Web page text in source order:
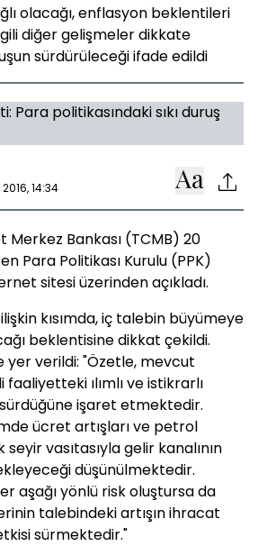
olacağı, enflasyon beklentileri
diğer gelişmeler dikkate
sürdürüleceği ifade edildi
14:34
Merkez Bankası (TCMB) 20
Para Politikası Kurulu (PPK)
sitesi üzerinden açıkladı.
kısımda, iç talebin büyümeye
beklentisine dikkat çekildi.
yer verildi: "Özetle, mevcut
ılımlı ve istikrarlı
işaret etmektedir.
ücret artışları ve petrol
vasıtasıyla gelir kanalının
düşünülmektedir.
aşağı yönlü risk oluştursa da
talebindeki artışın ihracat
sürmektedir."